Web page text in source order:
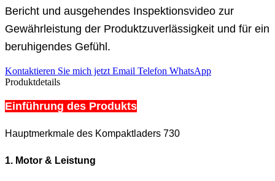
Bericht und ausgehendes Inspektionsvideo zur
Gewährleistung der Produktzuverlässigkeit und für ein
beruhigendes Gefühl.
Kontaktieren Sie mich jetzt Email Telefon WhatsApp
Produktdetails
Einführung des Produkts
Hauptmerkmale des Kompaktladers 730
1. Motor & Leistung